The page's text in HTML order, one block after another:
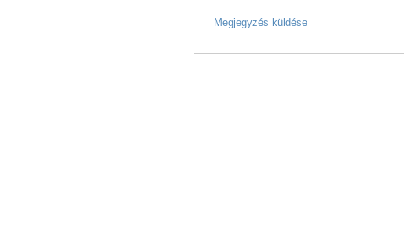
Megjegyzés küldése